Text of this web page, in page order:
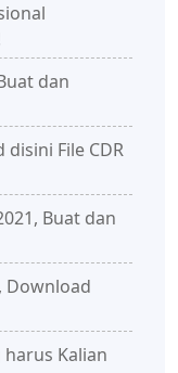
dan
disini File CDR
Buat dan
Download
Kalian